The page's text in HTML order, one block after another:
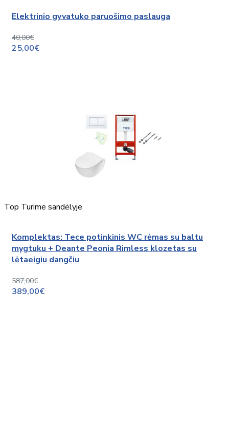
Elektrinio gyvatuko paruošimo paslauga
40,00€
25,00€
Top Turime sandėlyje
Komplektas: Tece potinkinis WC rėmas su baltu
mygtuku + Deante Peonia Rimless klozetas su
lėtaeigiu dangčiu
587,00€
389,00€